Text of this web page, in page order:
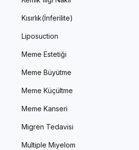
Kısırlık(İnferilite)
Liposuction
Meme Estetiği
Meme Büyütme
Meme Küçültme
Meme Kanseri
Migren Tedavisi
Multiple Miyelom